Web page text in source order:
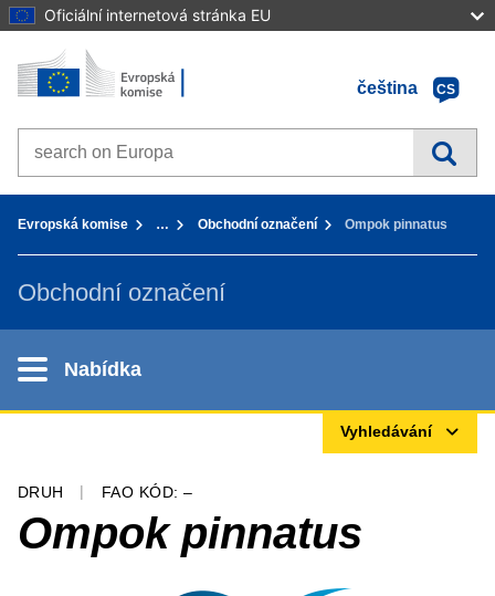
Oficiální internetová stránka EU
Přejít k obsahu
Home - Evropská komise
čeština
CS
Search on Europa websites
Evropská komise … Obchodní označení Ompok pinnatus
Obchodní označení
Nabídka
Vyhledávání
DRUH FAO KÓD: –
Ompok pinnatus